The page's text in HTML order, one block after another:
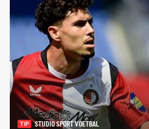
TIP
STUDIO SPORT VOETBAL